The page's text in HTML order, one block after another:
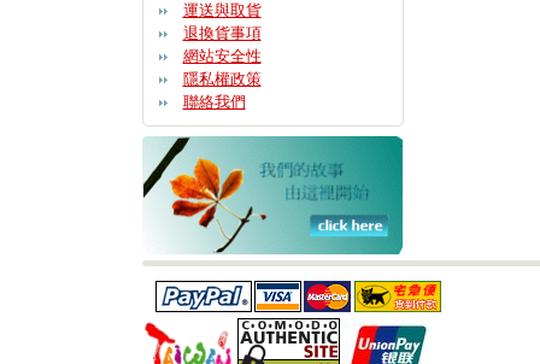
運送與取貨
退換貨事項
網站安全性
隱私權政策
聯絡我們